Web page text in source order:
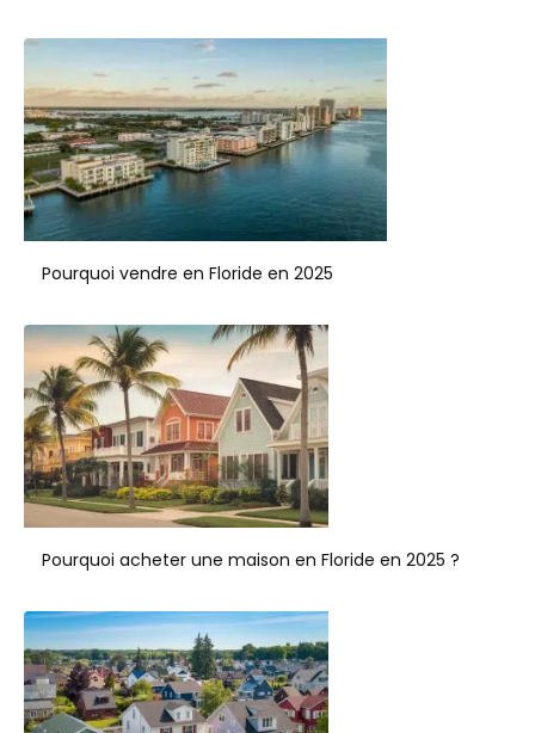
Pourquoi vendre en Floride en 2025
Pourquoi acheter une maison en Floride en 2025 ?